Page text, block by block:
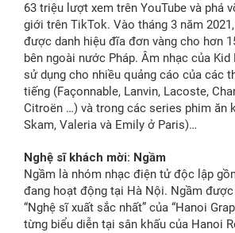
63 triệu lượt xem trên YouTube và phá
giới trên TikTok. Vào tháng 3 năm
được danh hiệu đĩa đơn vàng cho hơn
bên ngoài nước Pháp. Âm nhạc của
sử dụng cho nhiều quảng cáo của các
tiếng (Façonnable, Lanvin, Lacoste,
Citroën …) và trong các series phim ăn
Skam, Valeria và Emily ở Paris)…
Nghệ sĩ khách mời: Ngầm
Ngầm là nhóm nhạc điện tử độc lập
đang hoạt động tại Hà Nội. Ngầm
“Nghệ sĩ xuất sắc nhất” của “Hanoi
từng biểu diễn tại sân khấu của Hanoi